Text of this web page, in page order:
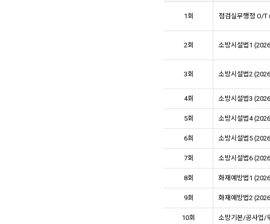
1회 점검실무행정 O/
2회 소방시설법1
3회 소방시설법2
4회 소방시설법3
5회 소방시설법4
6회 소방시설법5
7회 소방시설법6
8회 화재예방법1
9회 화재예방법2
10회 소방기본/공사업/